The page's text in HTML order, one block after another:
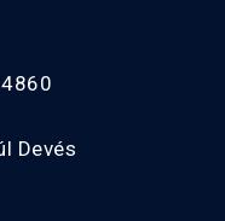
Devés